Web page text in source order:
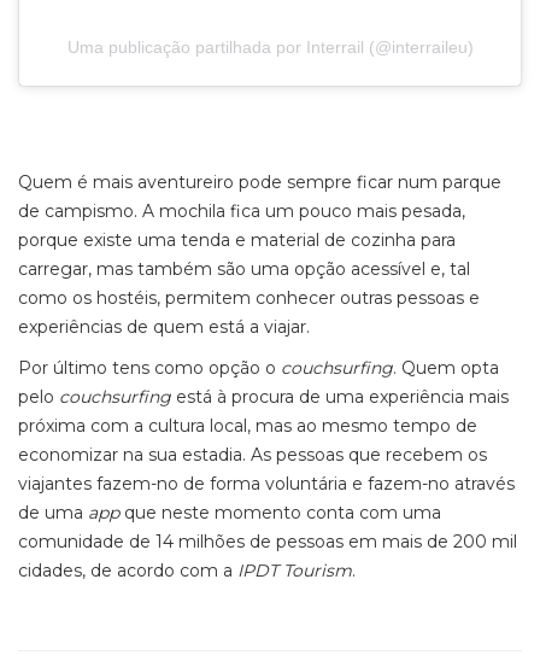
Uma publicação partilhada por Interrail (@interraileu)
Quem é mais aventureiro pode sempre ficar num parque
de campismo. A mochila fica um pouco mais pesada,
porque existe uma tenda e material de cozinha para
carregar, mas também são uma opção acessível e, tal
como os hostéis, permitem conhecer outras pessoas e
experiências de quem está a viajar.
Por último tens como opção o couchsurfing. Quem opta
pelo couchsurfing está à procura de uma experiência mais
próxima com a cultura local, mas ao mesmo tempo de
economizar na sua estadia. As pessoas que recebem os
viajantes fazem-no de forma voluntária e fazem-no através
de uma appque neste momento conta com uma
comunidade de 14 milhões de pessoas em mais de 200 mil
cidades, de acordo com a IPDT Tourism.